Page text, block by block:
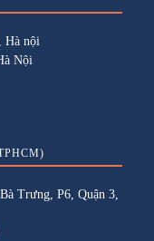
Hà nội
Nội
Trưng, P6, Quận 3,